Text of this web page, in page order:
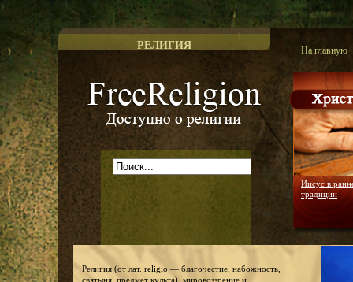
РЕЛИГИЯ На главную
Иисус в
традиции
Религия (от лат. religio — благочестие, набожность,
святыня, предмет культа), мировоззрение и